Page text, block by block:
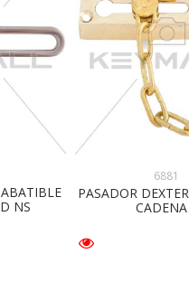
NS
6881
PASADOR
CADENA